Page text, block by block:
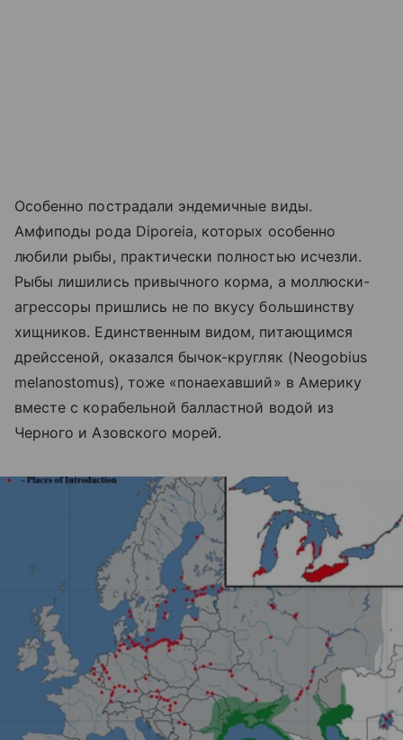
Особенно пострадали эндемичные виды.
Амфиподы рода Diporeia, которых особенно
любили рыбы, практически полностью исчезли.
Рыбы лишились привычного корма, а моллюски-
агрессоры пришлись не по вкусу большинству
хищников. Единственным видом, питающимся
дрейссеной, оказался бычок-кругляк (Neogobius
melanostomus), тоже «понаехавший» в Америку
вместе с корабельной балластной водой из
Черного и Азовского морей.